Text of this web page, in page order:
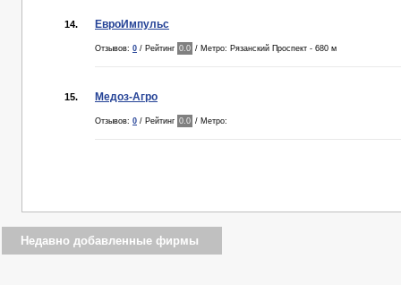
14. ЕвроИмпульс
Отзывов: 0 / Рейтинг 0.0 / Метро: Рязанский Проспект - 680 м
15. Медоз-Агро
Отзывов: 0 / Рейтинг 0.0 / Метро:
Недавно добавленные фирмы